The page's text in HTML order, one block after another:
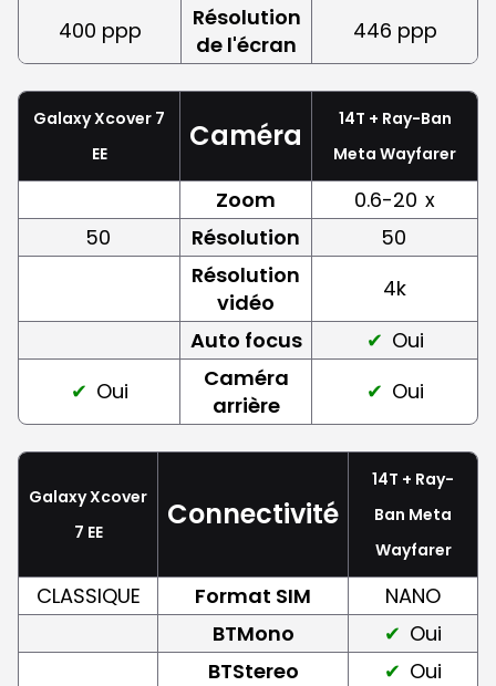
400 ppp
Résolution
de l'écran
446 ppp
Galaxy Xcover 7
EE
Caméra
14T + Ray-Ban
Meta Wayfarer
Zoom 0.6-20 x
50
Résolution
50
Résolution
vidéo
4k
Auto focus
Oui
Oui
Caméra
arrière
Oui
Galaxy Xcover
7 EE
Connectivité
14T + Ray-
Ban Meta
Wayfarer
CLASSIQUE Format SIM
NANO
BTMono
Oui
BTStereo
Oui